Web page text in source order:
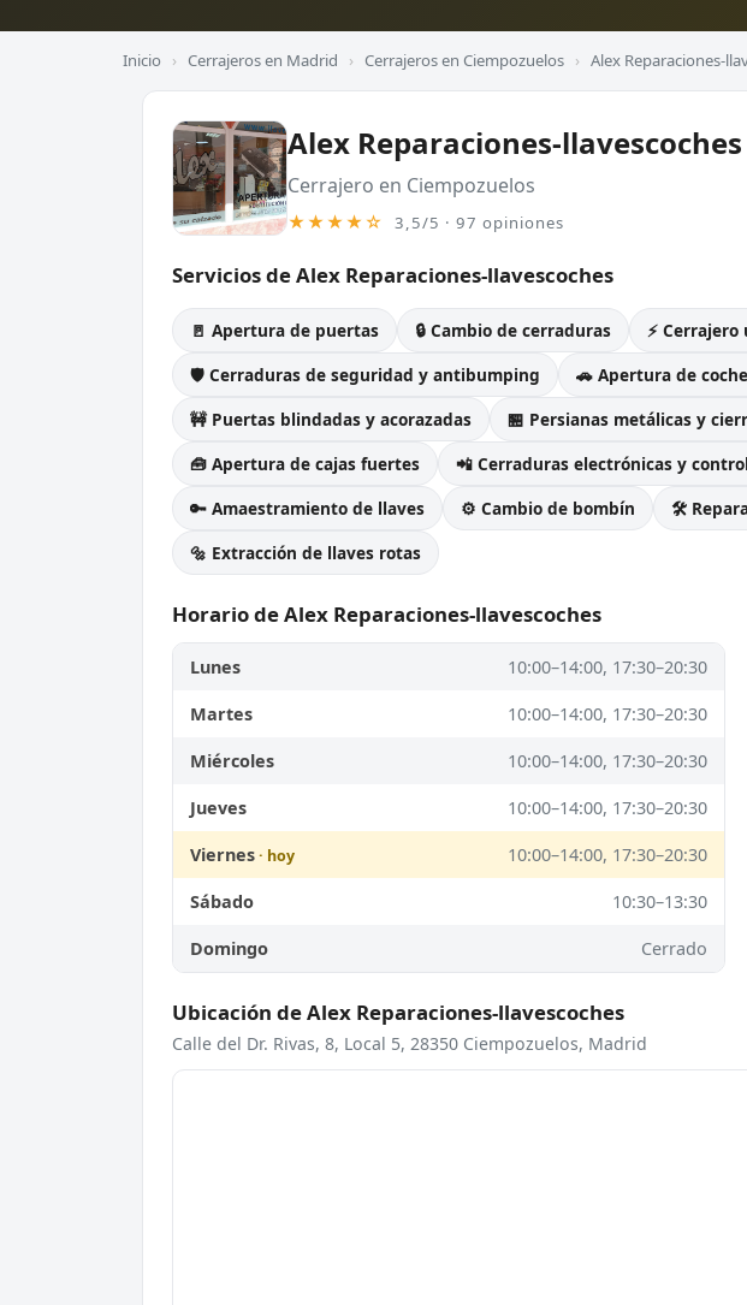
Inicio › Cerrajeros en Madrid › Cerrajeros en Ciempozuelos › Alex Reparaciones-
Alex Reparaciones-llavescoches
Cerrajero en Ciempozuelos
★★★★☆ 3,5/5 · 97 opiniones
Servicios de Alex Reparaciones-llavescoches
🚪 Apertura de puertas 🔒 Cambio de cerraduras
⚡
🛡️ Cerraduras de seguridad y antibumping
🚗 Apertura de
🚧 Puertas blindadas y acorazadas
🏪 Persianas metálicas y
🧰 Apertura de cajas fuertes
📲 Cerraduras electrónicas y
🔑 Amaestramiento de llaves
⚙️ Cambio de bombín
🛠️
🔩 Extracción de llaves rotas
Horario de Alex Reparaciones-llavescoches
Lunes 10:00–14:00, 17:30–20:30
Martes 10:00–14:00, 17:30–20:30
Miércoles 10:00–14:00, 17:30–20:30
Jueves 10:00–14:00, 17:30–20:30
Viernes 10:00–14:00, 17:30–20:30
Sábado 10:30–13:30
Domingo Cerrado
Ubicación de Alex Reparaciones-llavescoches
Calle del Dr. Rivas, 8, Local 5, 28350 Ciempozuelos, Madrid